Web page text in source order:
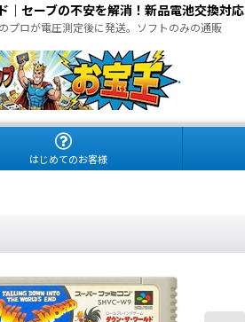
｜セーブの不安を解消！新品電池交換対応
プロが電圧測定後に発送。ソフトのみの通販
.
はじめてのお客様